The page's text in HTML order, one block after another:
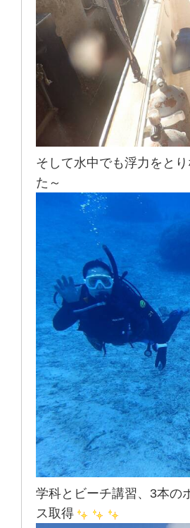
そして水中でも浮力をと
た～
学科とビーチ講習、3本の
ス取得